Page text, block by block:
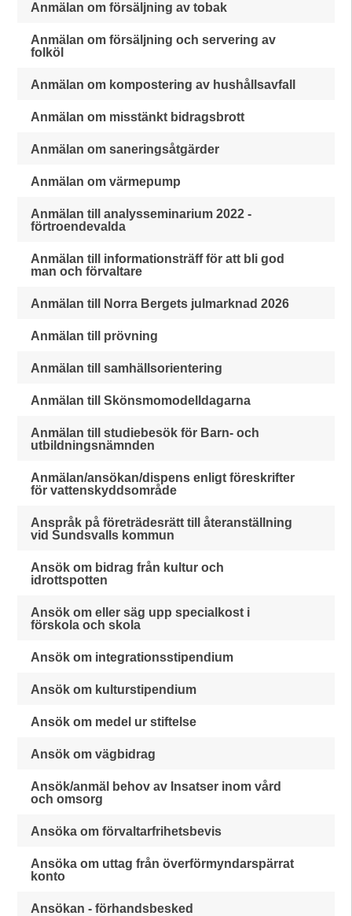
Anmälan om försäljning av tobak
Anmälan om försäljning och servering av
folköl
Anmälan om kompostering av hushållsavfall
Anmälan om misstänkt bidragsbrott
Anmälan om saneringsåtgärder
Anmälan om värmepump
Anmälan till analysseminarium 2022 -
förtroendevalda
Anmälan till informationsträff för att bli god
man och förvaltare
Anmälan till Norra Bergets julmarknad 2026
Anmälan till prövning
Anmälan till samhällsorientering
Anmälan till Skönsmomodelldagarna
Anmälan till studiebesök för Barn- och
utbildningsnämnden
Anmälan/ansökan/dispens enligt föreskrifter
för vattenskyddsområde
Anspråk på företrädesrätt till återanställning
vid Sundsvalls kommun
Ansök om bidrag från kultur och
idrottspotten
Ansök om eller säg upp specialkost i
förskola och skola
Ansök om integrationsstipendium
Ansök om kulturstipendium
Ansök om medel ur stiftelse
Ansök om vägbidrag
Ansök/anmäl behov av Insatser inom vård
och omsorg
Ansöka om förvaltarfrihetsbevis
Ansöka om uttag från överförmyndarspärrat
konto
Ansökan - förhandsbesked